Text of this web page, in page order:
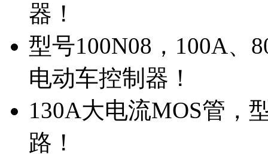
器！
型号100N08，100A、
电动车控制器！
130A大电流MOS管，
路！